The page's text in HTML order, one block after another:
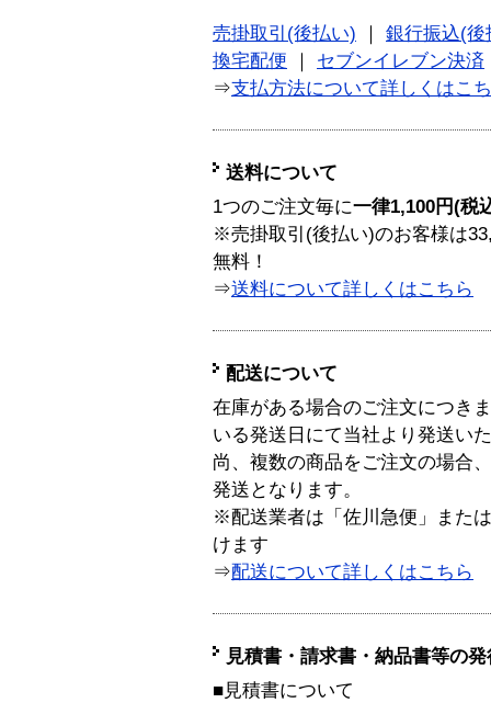
売掛取引(後払い)
銀行振込(後
換宅配便
セブンイレブン決済
⇒支払方法について詳しくはこ
送料について
1つのご注文毎に一律1,100円(税
※売掛取引(後払い)のお客様は
無料！
⇒送料について詳しくはこちら
配送について
在庫がある場合のご注文につき
いる発送日にて当社より発送い
尚、複数の商品をご注文の場合
発送となります。
※配送業者は「佐川急便」また
けます
⇒配送について詳しくはこちら
見積書・請求書・納品書等の
■見積書について